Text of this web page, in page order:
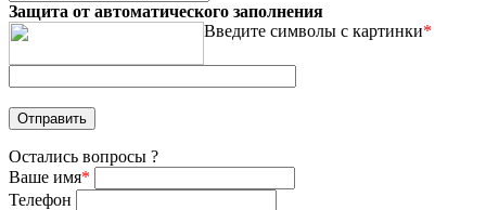
Защита от автоматического заполнения
Введите символы с картинки*
Остались вопросы ?
Ваше имя*
Телефон